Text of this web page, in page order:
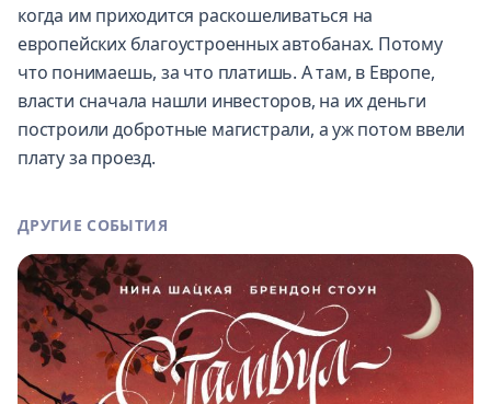
когда им приходится раскошеливаться на
европейских благоустроенных автобанах. Потому
что понимаешь, за что платишь. А там, в Европе,
власти сначала нашли инвесторов, на их деньги
построили добротные магистрали, а уж потом ввели
плату за проезд.
ДРУГИЕ СОБЫТИЯ